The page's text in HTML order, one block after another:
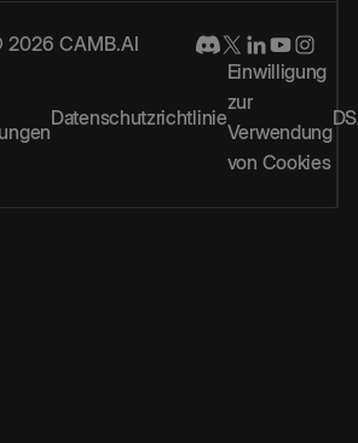
2026 CAMB.AI
Datenschutzrichtlinie
Einwilligung
zur
Verwendung
von Cookies